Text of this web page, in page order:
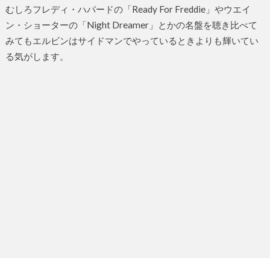
むしろフレディ・ハバードの「Ready For Freddie」やウエイ
ン・ショーターの「Night Dreamer」とかの名盤を聴き比べて
みてもエルビンはサイドマンでやっているときよりも輝いてい
る気がします。